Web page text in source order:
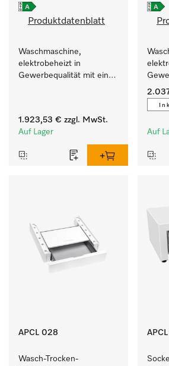
Produktdatenblatt
Waschmaschine,
elektrobeheizt in
Gewerbequalität mit einer
1.923,53 € zzgl. MwSt.
Auf Lager
Auf
APCL 028
Wasch-Trocken-